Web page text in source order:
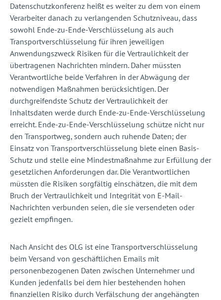
Datenschutzkonferenz heißt es weiter zu dem von einem
Verarbeiter danach zu verlangenden Schutzniveau, dass
sowohl Ende-zu-Ende-Verschlüsselung als auch
Transportverschlüsselung für ihren jeweiligen
Anwendungszweck Risiken für die Vertraulichkeit der
übertragenen Nachrichten mindern. Daher müssten
Verantwortliche beide Verfahren in der Abwägung der
notwendigen Maßnahmen berücksichtigen. Der
durchgreifendste Schutz der Vertraulichkeit der
Inhaltsdaten werde durch Ende-zu-Ende-Verschlüsselung
erreicht. Ende-zu-Ende-Verschlüsselung schütze nicht nur
den Transportweg, sondern auch ruhende Daten; der
Einsatz von Transportverschlüsselung biete einen Basis-
Schutz und stelle eine Mindestmaßnahme zur Erfüllung der
gesetzlichen Anforderungen dar. Die Verantwortlichen
müssten die Risiken sorgfältig einschätzen, die mit dem
Bruch der Vertraulichkeit und Integrität von E-Mail-
Nachrichten verbunden seien, die sie versendeten oder
gezielt empfingen.
Nach Ansicht des OLG ist eine Transportverschlüsselung
beim Versand von geschäftlichen Emails mit
personenbezogenen Daten zwischen Unternehmer und
Kunden jedenfalls bei dem hier bestehenden hohen
finanziellen Risiko durch Verfälschung der angehängten